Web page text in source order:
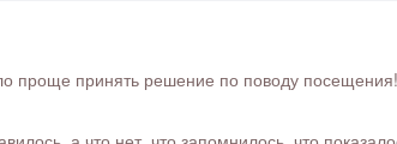
принять решение по поводу посещения!